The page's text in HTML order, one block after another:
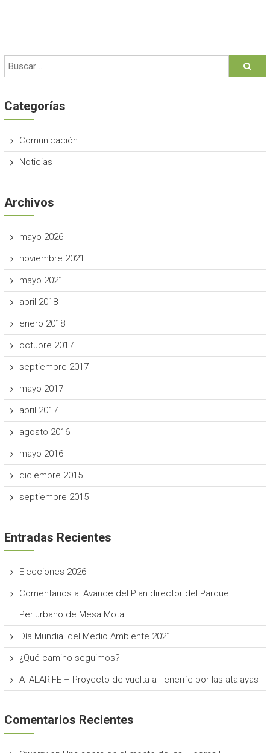
Categorías
Comunicación
Noticias
Archivos
mayo 2026
noviembre 2021
mayo 2021
abril 2018
enero 2018
octubre 2017
septiembre 2017
mayo 2017
abril 2017
agosto 2016
mayo 2016
diciembre 2015
septiembre 2015
Entradas Recientes
Elecciones 2026
Comentarios al Avance del Plan director del Parque
Periurbano de Mesa Mota
Día Mundial del Medio Ambiente 2021
¿Qué camino seguimos?
ATALARIFE – Proyecto de vuelta a Tenerife por las atalayas
Comentarios Recientes